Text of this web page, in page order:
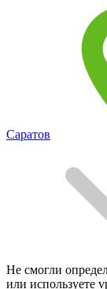
Саратов
Не смогли
или используете